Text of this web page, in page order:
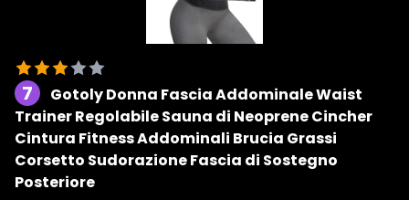
7
Gotoly Donna Fascia Addominale Waist
Trainer Regolabile Sauna di Neoprene Cincher
Cintura Fitness Addominali Brucia Grassi
Corsetto Sudorazione Fascia di Sostegno
Posteriore